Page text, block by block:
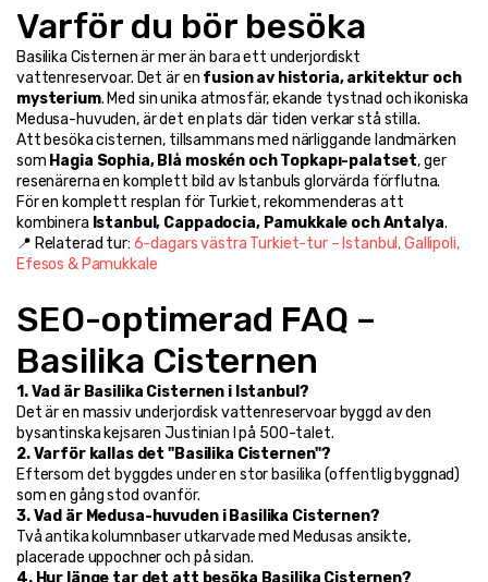
Varför du bör besöka
Basilika Cisternen är mer än bara ett underjordiskt
vattenreservoar. Det är en fusion av historia, arkitektur och
mysterium. Med sin unika atmosfär, ekande tystnad och ikoniska
Medusa-huvuden, är det en plats där tiden verkar stå stilla.
Att besöka cisternen, tillsammans med närliggande landmärken
som Hagia Sophia, Blå moskén och Topkapı-palatset, ger
resenärerna en komplett bild av Istanbuls glorvärda förflutna.
För en komplett resplan för Turkiet, rekommenderas att
kombinera Istanbul, Cappadocia, Pamukkale och Antalya.
📍 Relaterad tur: 6-dagars västra Turkiet-tur – Istanbul, Gallipoli,
Efesos & Pamukkale
SEO-optimerad FAQ –
Basilika Cisternen
1. Vad är Basilika Cisternen i Istanbul?
Det är en massiv underjordisk vattenreservoar byggd av den
bysantinska kejsaren Justinian I på 500-talet.
2. Varför kallas det "Basilika Cisternen"?
Eftersom det byggdes under en stor basilika (offentlig byggnad)
som en gång stod ovanför.
3. Vad är Medusa-huvuden i Basilika Cisternen?
Två antika kolumnbaser utkarvade med Medusas ansikte,
placerade uppochner och på sidan.